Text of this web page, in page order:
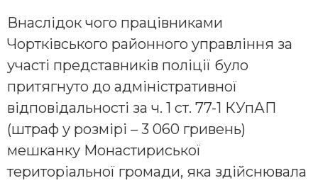
Внаслідок чого працівниками
Чортківського районного управління за
участі представників поліції було
притягнуто до адміністративної
відповідальності за ч. 1 ст. 77-1 КУпАП
(штраф у розмірі – 3 060 гривень)
мешканку Монастириської
територіальної громади, яка здійснювала